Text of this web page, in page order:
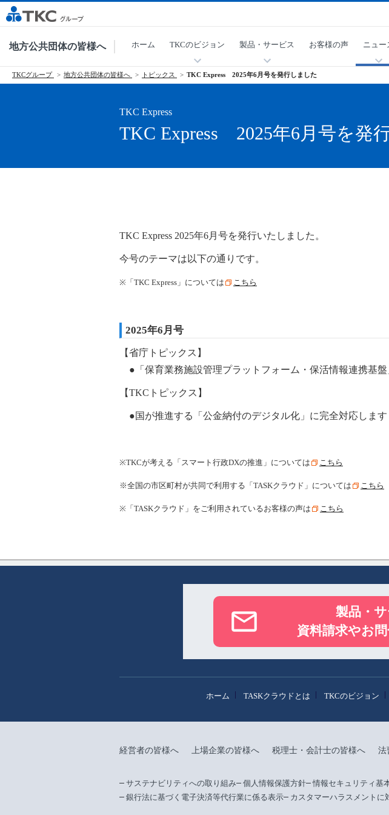
地方公共団体の皆様へ ホーム TKCのビジョン 製品・サービス お客様の声 ニュー
TKCグループ 地方公共団体の皆様へ トピックス TKC Express 2025年6月号を発行しました
TKC Express
TKC Express 2025年6月号を発
TKC Express 2025年6月号を発行いたしました。
今号のテーマは以下の通りです。
※「 TKC Express 」については こちら
2025年6月号
【省庁トピックス】
●「保育業務施設管理プラットフォーム・保活情報連携基
【TKCトピックス】
●国が推進する「公金納付のデジタル化」に完全対応します​
※TKCが考える「スマート行政DXの推進」については こちら
※全国の市区町村が共同で利用する「TASKクラウド」については こちら
※ 「TASKクラウド」をご利用されているお客様の声は こちら
製品・
資料請求やお
ホーム TASKクラウドとは TKCのビジョン
経営者の皆様へ 上場企業の皆様へ 税理士・会計士の皆様へ 法
サステナビリティへの取り組み 個人情報保護方針 情報セキュリティ基
銀行法に基づく電子決済等代行業に係る表示
カスタマーハラスメントに